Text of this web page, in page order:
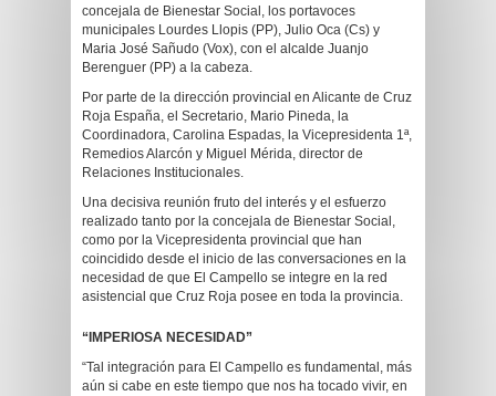
concejala de Bienestar Social, los portavoces
municipales Lourdes Llopis (PP), Julio Oca (Cs) y
Maria José Sañudo (Vox), con el alcalde Juanjo
Berenguer (PP) a la cabeza.
Por parte de la dirección provincial en Alicante de Cruz
Roja España, el Secretario, Mario Pineda, la
Coordinadora, Carolina Espadas, la Vicepresidenta 1ª,
Remedios Alarcón y Miguel Mérida, director de
Relaciones Institucionales.
Una decisiva reunión fruto del interés y el esfuerzo
realizado tanto por la concejala de Bienestar Social,
como por la Vicepresidenta provincial que han
coincidido desde el inicio de las conversaciones en la
necesidad de que El Campello se integre en la red
asistencial que Cruz Roja posee en toda la provincia.
“IMPERIOSA NECESIDAD”
“Tal integración para El Campello es fundamental, más
aún si cabe en este tiempo que nos ha tocado vivir, en